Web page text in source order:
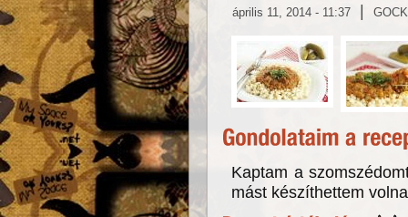
április 11, 2014 - 11:37 | GOCK
Kaptam a
mást készíthettem